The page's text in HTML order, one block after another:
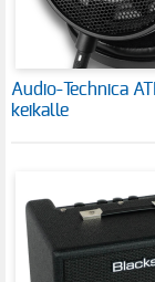
Audio-Technica
keikalle